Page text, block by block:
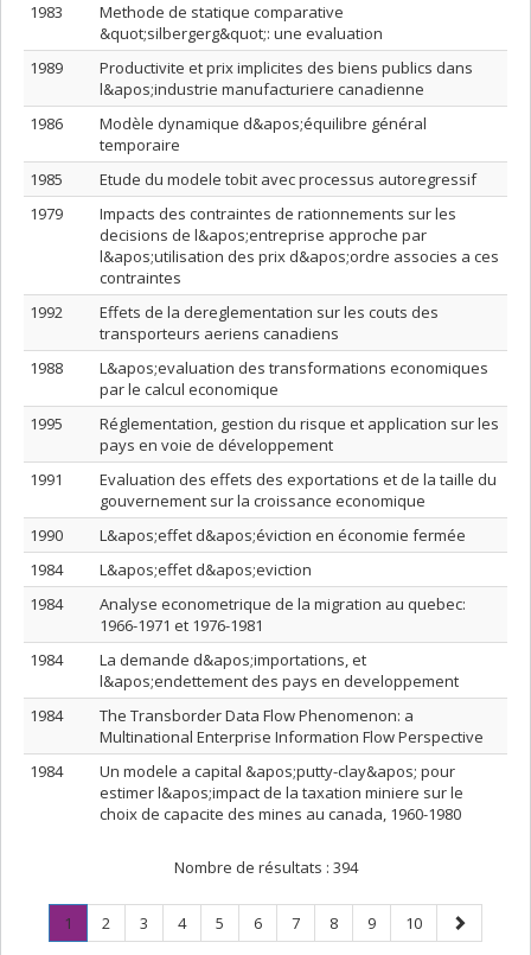
1983
Methode de statique comparative
&quot;silbergerg&quot;: une evaluation
1989
Productivite et prix implicites des biens publics dans
l&apos;industrie manufacturiere canadienne
1986
Modèle dynamique d&apos;équilibre général
temporaire
1985
Etude du modele tobit avec processus autoregressif
1979
Impacts des contraintes de rationnements sur les
decisions de l&apos;entreprise approche par
l&apos;utilisation des prix d&apos;ordre associes a ces
contraintes
1992
Effets de la dereglementation sur les couts des
transporteurs aeriens canadiens
1988
L&apos;evaluation des transformations economiques
par le calcul economique
1995
Réglementation, gestion du risque et application sur les
pays en voie de développement
1991
Evaluation des effets des exportations et de la taille du
gouvernement sur la croissance economique
1990
L&apos;effet d&apos;éviction en économie fermée
1984
L&apos;effet d&apos;eviction
1984
Analyse econometrique de la migration au quebec:
1966-1971 et 1976-1981
1984
La demande d&apos;importations, et
l&apos;endettement des pays en developpement
1984
The Transborder Data Flow Phenomenon: a
Multinational Enterprise Information Flow Perspective
1984
Un modele a capital &apos;putty-clay&apos; pour
estimer l&apos;impact de la taxation miniere sur le
choix de capacite des mines au canada, 1960-1980
Nombre de résultats : 394
Page
1
Page
Page
2 Page
3 Page
4 Page
5 Page
6 Page
7 Page
8 Page
9 Page
10
Page
suivante